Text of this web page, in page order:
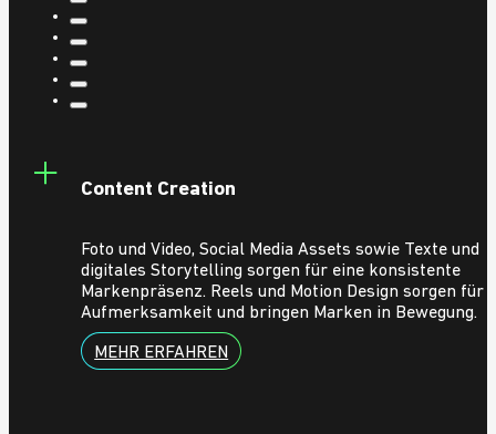
Content Creation
Foto und Video, Social Media Assets sowie Texte und
digitales Storytelling sorgen für eine konsistente
Markenpräsenz. Reels und Motion Design sorgen für
Aufmerksamkeit und bringen Marken in Bewegung.
MEHR ERFAHREN